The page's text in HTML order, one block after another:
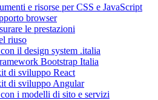
e risorse per CSS e JavaScript
browser
le prestazioni
riuso
il design system .italia
Bootstrap Italia
di sviluppo React
di sviluppo Angular
i modelli di sito e servizi